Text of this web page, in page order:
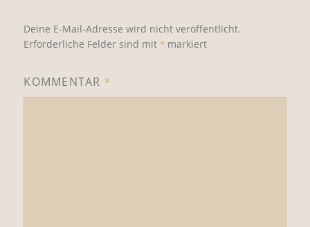
Deine E-Mail-Adresse wird nicht veröffentlicht.
Erforderliche Felder sind mit * markiert
KOMMENTAR *